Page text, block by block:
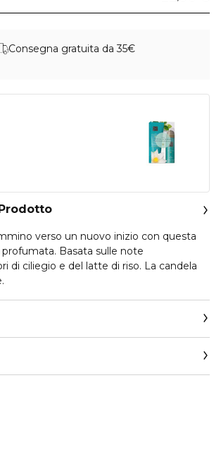
Consegna gratuita da 35€
verso un nuovo inizio con questa
profumata. Basata sulle note
di ciliegio e del latte di riso. La candela